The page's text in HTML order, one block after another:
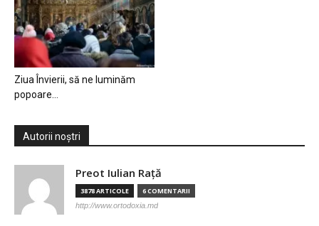
Ziua Învierii, să ne luminăm
popoare…
Autorii noștri
Preot Iulian Raţă
3878 ARTICOLE 6 COMENTARII
http://www.ortodoxia.md